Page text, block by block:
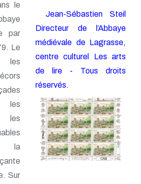
le
par
Le
les
les
les
la
Sur
Jean-Sébastien Steil
Directeur de l’Abbaye
médiévale de Lagrasse,
centre culturel Les arts
de lire - Tous droits
réservés.